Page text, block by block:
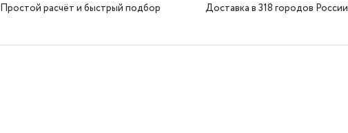
Простой расчёт и быстрый подбор Доставка в 318 городов России